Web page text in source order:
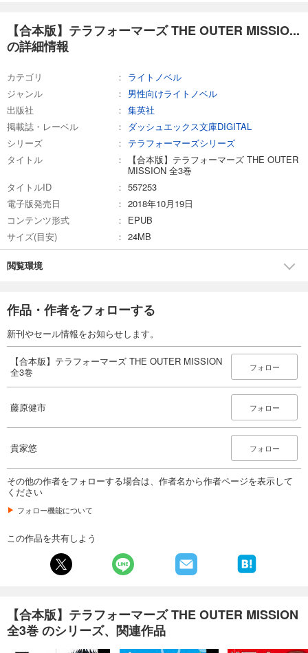
【合本版】テラフォーマーズ THE OUTER MISSIO...
の詳細情報
カテゴリ
ライトノベル
ジャンル
男性向けライトノベル
出版社
集英社
掲載誌・レーベル
ダッシュエックス文庫DIGITAL
シリーズ
テラフォーマーズシリーズ
タイトル
【合本版】テラフォーマーズ THE OUTER
MISSION 全3巻
タイトルID
557253
電子版発売日
2018年10月19日
コンテンツ形式
EPUB
サイズ(目安)
24MB
閲覧環境
作品・作者をフォローする
新刊やセール情報をお知らせします。
【合本版】テラフォーマーズ THE OUTER MISSION
全3巻
フォロー
藤原健市 フォロー
貴家悠 フォロー
その他の作者をフォローする場合は、作者名から作者ページを表示して
ください
フォロー機能について
この作品を共有しよう
【合本版】テラフォーマーズ THE OUTER MISSION
全3巻 のシリーズ、関連作品